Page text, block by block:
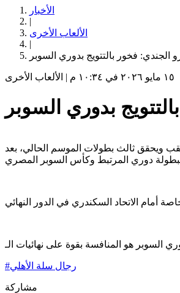
الأخبار
|
الألعاب الأخرى
|
الجندي: فخور بالتتويج بدوري السوبر
١٥ مايو ٢٠٢٦ في ١٠:٣٤ م | الألعاب الأخرى
بدوري السوبر
ويحقق ثالث بطولات الموسم الحالي، بعد
#رجال سلة الأهلي
مشاركة